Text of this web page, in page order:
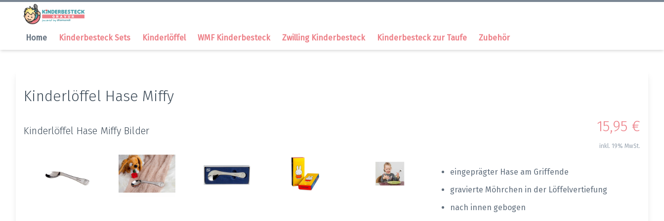
Home Kinderbesteck Sets Kinderlöffel WMF Kinderbesteck Zwilling Kinderbesteck Kinderbesteck zur Taufe Zubehör
Kinderlöffel Hase Miffy
Kinderlöffel Hase Miffy Bilder 15,95 €
inkl. 19% MwSt.
eingeprägter Hase am Griffende
gravierte Möhrchen in der Löffelvertiefung
nach innen gebogen